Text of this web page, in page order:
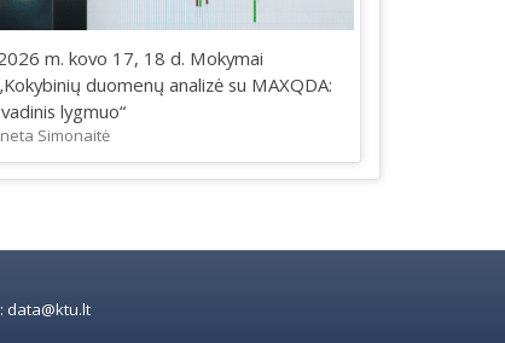
m. kovo 17, 18 d. Mokymai
duomenų analizė su MAXQDA:
lygmuo“
Simonaitė
data@ktu.lt